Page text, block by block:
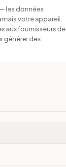
les données
votre appareil.
aux fournisseurs de
générer des